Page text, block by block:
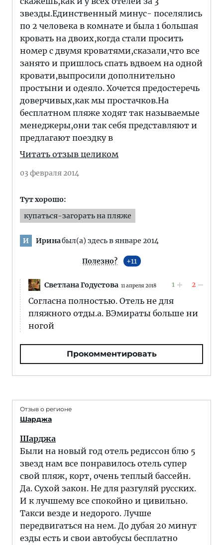
звезды.Единственный минус- поселялись
по 2 человека в комнате и была 1 большая
кровать на двоих,когда стали просить
номер с двумя кроватями,сказали,что все
занято и пришлось спать вдвоем на одной
кровати,выпросили дополнительно
простыни и одеяло. Хочется предостеречь
доверчивых,как мы простачков.На
бесплатном пляже ходят так называемые
менеджеры,они так себя представляют и
предлагают поездку в
Читать отзыв целиком
03 февраля 2014
Тут хорошо:
купаться-загорать на пляже
И Иринабыл(а) здесь в январе 2014
Полезно? 11
Светлана Годустова 11 апреля 2018 1 2
Согласна полностью. Отель не для
пляжного отды.а. ВЭмираты больше ни
ногой
Прокомментировать
Отзыв о регионе
Шарджа
Шарджа
Были на новый год отель редиссон блю 5
звезд нам все понравилось отель супер
свой пляж, корт, очень теплый бассейн.
Да. Сухой закон. Не для разгуляй русских.
И к лучшему все спокойно и цивильно.
Такси везде и недорого. Лучше
передвигаться на нем. До дубая 20 минут
езды есть и свои автобусы бесплатно